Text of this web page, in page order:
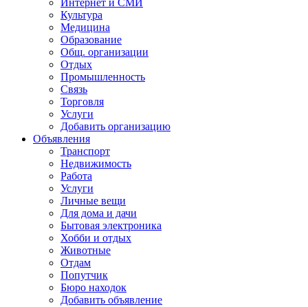
Интернет и СМИ
Культура
Медицина
Образование
Общ. организации
Отдых
Промышленность
Связь
Торговля
Услуги
Добавить организацию
Объявления
Транспорт
Недвижимость
Работа
Услуги
Личные вещи
Для дома и дачи
Бытовая электроника
Хобби и отдых
Животные
Отдам
Попутчик
Бюро находок
Добавить объявление